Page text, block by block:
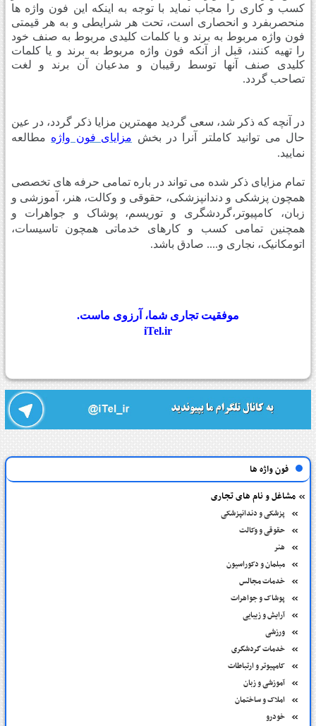
کسب و کاری را مجاب نماید با توجه به اینکه این فون واژه ها
منحصربفرد و انحصاری است، تحت هر شرایطی و به هر قیمتی
فون واژه مربوط به برند و یا کلمات کلیدی مربوط به صنف خود
را تهیه کنند، قبل از آنکه فون واژه مربوط به برند و یا کلمات
کلیدی صنف آنها توسط رقیبان و مدعیان آن برند و لغت
تصاحب گردد.
در آنچه که ذکر شد، سعی گردید مهمترین مزایا ذکر گردد، در عین
حال می توانید کاملتر آنرا در بخش مزایای فون واژه مطالعه
نمایید.
تمام مزایای ذکر شده می تواند در باره تمامی حرفه های تخصصی
همچون پزشکی و دندانپزشکی، حقوقی و وکالت، هنر، آموزشی و
زبان، کامپیوتر،گردشگری و توریسم، پوشاک و جواهرات و
همچنین تمامی کسب و کارهای خدماتی همچون تاسیسات،
اتومکانیک، نجاری و.... صادق باشد.
موفقیت تجاری شما، آرزوی ماست.
iTel.ir
فون واژه ها
مشاغل و نام های تجاری
پزشکی و دندانپزشکی
حقوقی و وکالت
هنر
مبلمان و دکوراسیون
خدمات مجالس
پوشاک و جواهرات
آرایش و زیبایی
ورزشی
خدمات گردشگری
کامپیوتر و ارتباطات
آموزشی و زبان
املاک و ساختمان
خودرو